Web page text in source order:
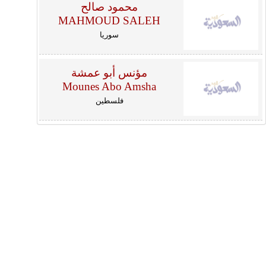
محمود صالح
MAHMOUD SALEH
سوريا
مؤنس أبو عمشة
Mounes Abo Amsha
فلسطين